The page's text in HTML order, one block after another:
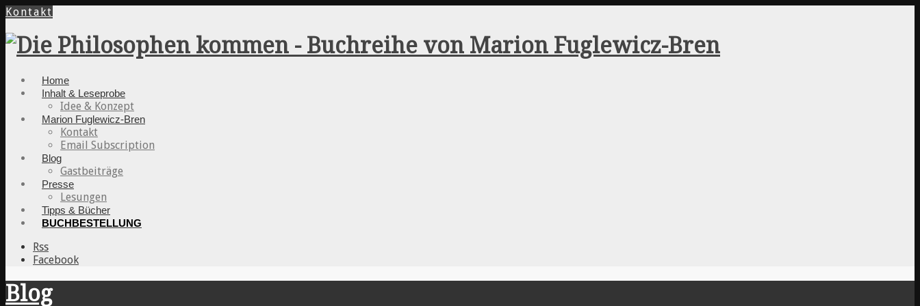
Kontakt
Home
Inhalt & Leseprobe
Idee & Konzept
Marion Fuglewicz-Bren
Kontakt
Email Subscription
Blog
Gastbeiträge
Presse
Lesungen
Tipps & Bücher
BUCHBESTELLUNG
Rss
Facebook
Blog